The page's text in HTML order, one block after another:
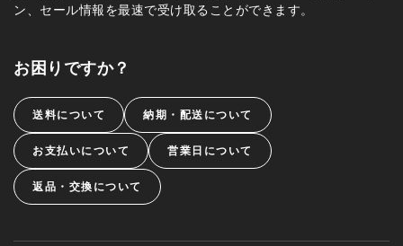
ン、セール情報を最速で受け取ることができます。
お困りですか？
送料について 納期・配送について
お支払いについて 営業日について
返品・交換について